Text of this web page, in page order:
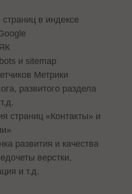
страниц в индексе
и sitemap
Метрики
развитого раздела
страниц «Контакты» и
развития и качества
верстки,
и т.д.